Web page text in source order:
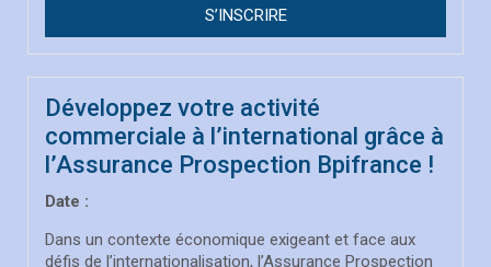
S’INSCRIRE
Développez votre activité
commerciale à l’international grâce à
l’Assurance Prospection Bpifrance !
Date :
Dans un contexte économique exigeant et face aux
défis de l’internationalisation, l’Assurance Prospection